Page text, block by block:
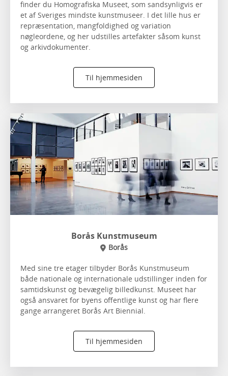
finder du Homografiska Museet, som sandsynligvis er
et af Sveriges mindste kunstmuseer. I det lille hus er
repræsentation, mangfoldighed og variation
nøgleordene, og her udstilles artefakter såsom kunst
og arkivdokumenter.
Til hjemmesiden
Borås Kunstmuseum
Borås
Med sine tre etager tilbyder Borås Kunstmuseum
både nationale og internationale udstillinger inden for
samtidskunst og bevægelig billedkunst. Museet har
også ansvaret for byens offentlige kunst og har flere
gange arrangeret Borås Art Biennial.
Til hjemmesiden